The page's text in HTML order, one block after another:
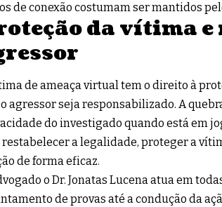
de conexão costumam ser mantidos
da vítima
de ameaça virtual tem o direito à
agressor seja responsabilizado. A
do investigado quando está em
restabelecer a legalidade, proteger a
de forma eficaz.
o Dr. Jonatas Lucena atua em
de provas até a condução da